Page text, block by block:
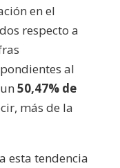
en el
respecto a
al
50,47% de
más de la
esta tendencia